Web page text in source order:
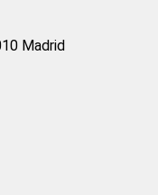
Madrid